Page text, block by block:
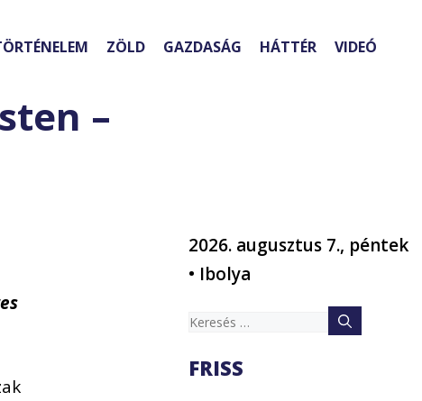
ZÖLD GAZDASÁG HÁTTÉR VIDEÓ
–
2026. augusztus 7., péntek
• Ibolya
Keresés:
FRISS